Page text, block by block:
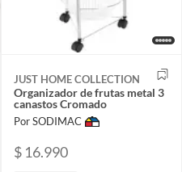
JUST HOME COLLECTION
Organizador de frutas metal 3
canastos Cromado
Por SODIMAC
$ 16.990